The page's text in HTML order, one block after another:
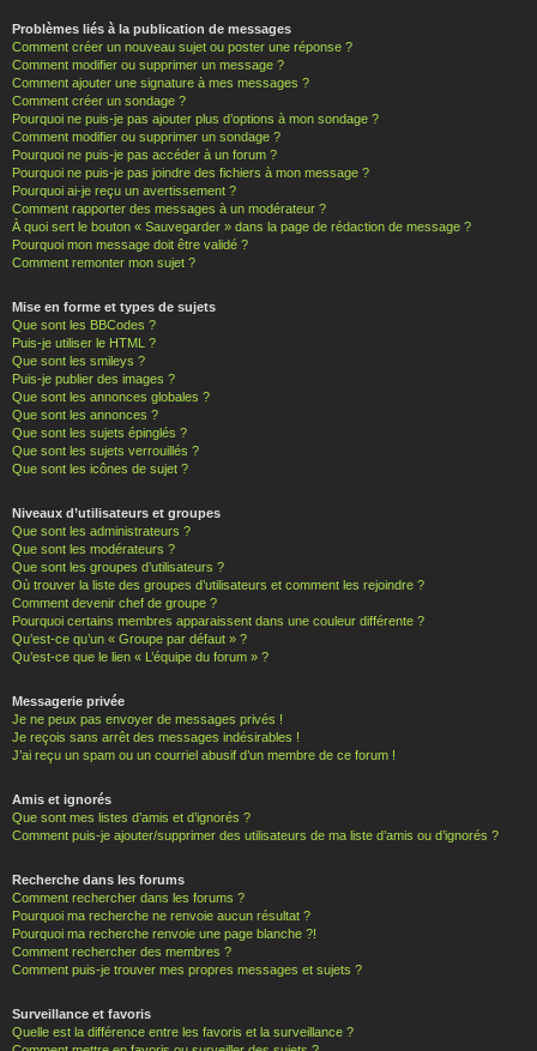
Problèmes liés à la publication de messages
Comment créer un nouveau sujet ou poster une réponse ?
Comment modifier ou supprimer un message ?
Comment ajouter une signature à mes messages ?
Comment créer un sondage ?
Pourquoi ne puis-je pas ajouter plus d’options à mon sondage ?
Comment modifier ou supprimer un sondage ?
Pourquoi ne puis-je pas accéder à un forum ?
Pourquoi ne puis-je pas joindre des fichiers à mon message ?
Pourquoi ai-je reçu un avertissement ?
Comment rapporter des messages à un modérateur ?
À quoi sert le bouton « Sauvegarder » dans la page de rédaction de message ?
Pourquoi mon message doit être validé ?
Comment remonter mon sujet ?
Mise en forme et types de sujets
Que sont les BBCodes ?
Puis-je utiliser le HTML ?
Que sont les smileys ?
Puis-je publier des images ?
Que sont les annonces globales ?
Que sont les annonces ?
Que sont les sujets épinglés ?
Que sont les sujets verrouillés ?
Que sont les icônes de sujet ?
Niveaux d’utilisateurs et groupes
Que sont les administrateurs ?
Que sont les modérateurs ?
Que sont les groupes d’utilisateurs ?
Où trouver la liste des groupes d’utilisateurs et comment les rejoindre ?
Comment devenir chef de groupe ?
Pourquoi certains membres apparaissent dans une couleur différente ?
Qu’est-ce qu’un « Groupe par défaut » ?
Qu’est-ce que le lien « L’équipe du forum » ?
Messagerie privée
Je ne peux pas envoyer de messages privés !
Je reçois sans arrêt des messages indésirables !
J’ai reçu un spam ou un courriel abusif d’un membre de ce forum !
Amis et ignorés
Que sont mes listes d’amis et d’ignorés ?
Comment puis-je ajouter/supprimer des utilisateurs de ma liste d’amis ou d’ignorés ?
Recherche dans les forums
Comment rechercher dans les forums ?
Pourquoi ma recherche ne renvoie aucun résultat ?
Pourquoi ma recherche renvoie une page blanche ?!
Comment rechercher des membres ?
Comment puis-je trouver mes propres messages et sujets ?
Surveillance et favoris
Quelle est la différence entre les favoris et la surveillance ?